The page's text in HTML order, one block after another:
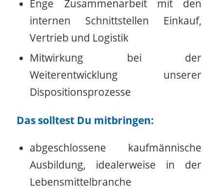
Enge Zusammenarbeit mit den
internen Schnittstellen Einkauf,
Vertrieb und Logistik
Mitwirkung bei der
Weiterentwicklung unserer
Dispositionsprozesse
Das solltest Du mitbringen:
abgeschlossene kaufmännische
Ausbildung, idealerweise in der
Lebensmittelbranche